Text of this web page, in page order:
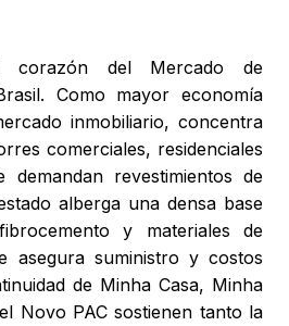
del Mercado de
Como mayor economía
inmobiliario, concentra
comerciales, residenciales
demandan revestimientos de
alberga una densa base
y materiales de
asegura suministro y costos
de Minha Casa, Minha
Novo PAC sostienen tanto la